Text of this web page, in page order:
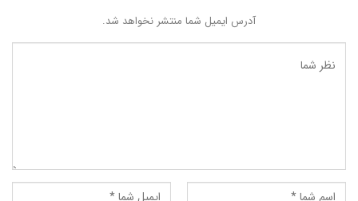
آدرس ایمیل شما منتشر نخواهد شد.